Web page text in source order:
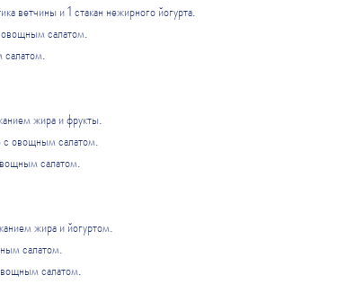
ветчины и 1 стакан нежирного йогурта.
овощным салатом.
жира и фрукты.
с овощным салатом.
салатом.
жира и йогуртом.
салатом.
салатом.